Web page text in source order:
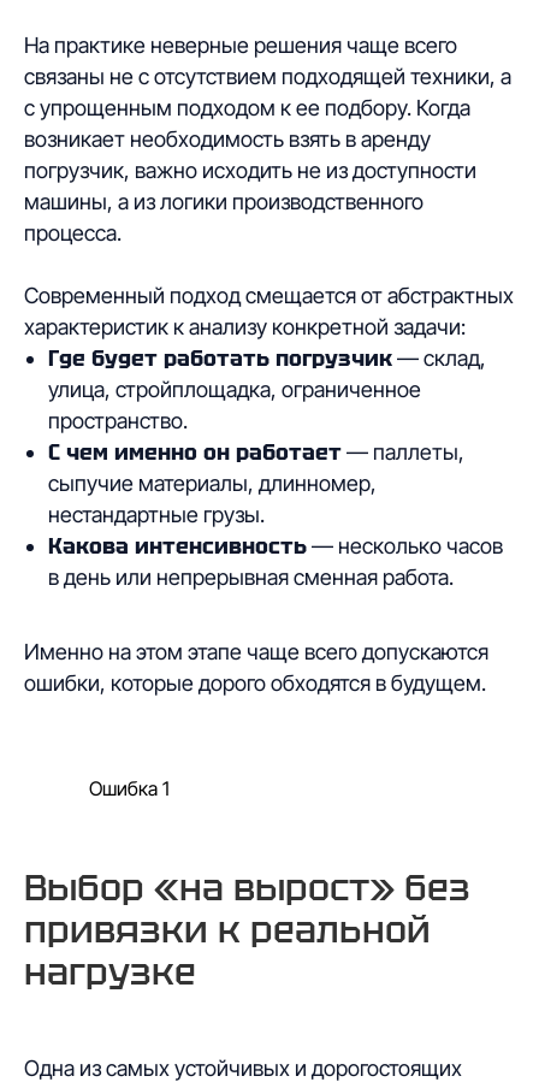
На практике неверные решения чаще всего
связаны не с отсутствием подходящей техники, а
с упрощенным подходом к ее подбору. Когда
возникает необходимость взять в аренду
погрузчик, важно исходить не из доступности
машины, а из логики производственного
процесса.
Современный подход смещается от абстрактных
характеристик к анализу конкретной задачи:
Где будет работать погрузчик— склад,
улица, стройплощадка, ограниченное
пространство.
С чем именно он работает— паллеты,
сыпучие материалы, длинномер,
нестандартные грузы.
Какова интенсивность— несколько часов
в день или непрерывная сменная работа.
Именно на этом этапе чаще всего допускаются
ошибки, которые дорого обходятся в будущем.
Ошибка 1
Выбор «на вырост» без
привязки к реальной
нагрузке
Одна из самых устойчивых и дорогостоящих